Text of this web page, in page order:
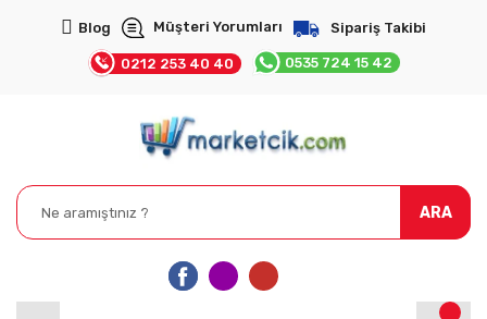
Blog Müşteri Yorumları Sipariş Takibi
0212 253 40 40 0535 724 15 42
ARA